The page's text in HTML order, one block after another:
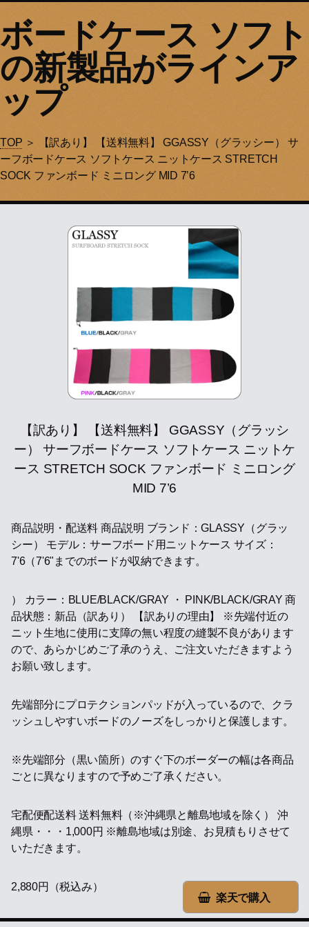
ボードケース ソフト
の新製品がラインア
ップ
TOP ＞ 【訳あり】 【送料無料】 GGASSY（グラッシー） サ
ーフボードケース ソフトケース ニットケース STRETCH
SOCK ファンボード ミニロング MID 7’6
【訳あり】 【送料無料】 GGASSY（グラッシ
ー） サーフボードケース ソフトケース ニットケ
ース STRETCH SOCK ファンボード ミニロング
MID 7’6
商品説明・配送料 商品説明 ブランド：GLASSY（グラッ
シー） モデル：サーフボード用ニットケース サイズ：
7'6（7'6"までのボードが収納できます。
） カラー：BLUE/BLACK/GRAY ・ PINK/BLACK/GRAY 商
品状態：新品（訳あり） 【訳ありの理由】 ※先端付近の
ニット生地に使用に支障の無い程度の縫製不良があります
ので、あらかじめご了承のうえ、ご注文いただきますよう
お願い致します。
先端部分にプロテクションパッドが入っているので、クラ
ッシュしやすいボードのノーズをしっかりと保護します。
※先端部分（黒い箇所）のすぐ下のボーダーの幅は各商品
ごとに異なりますので予めご了承ください。
宅配便配送料 送料無料（※沖縄県と離島地域を除く） 沖
縄県・・・1,000円 ※離島地域は別途、お見積もりさせて
いただきます。
楽天で購入
2,880円（税込み）